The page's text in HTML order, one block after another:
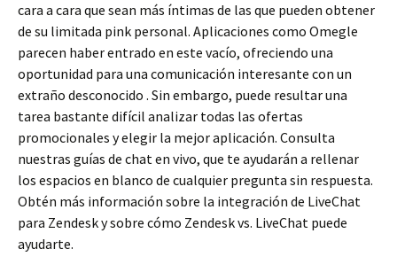
cara a cara que sean más íntimas de las que pueden obtener
de su limitada pink personal. Aplicaciones como Omegle
parecen haber entrado en este vacío, ofreciendo una
oportunidad para una comunicación interesante con un
extraño desconocido . Sin embargo, puede resultar una
tarea bastante difícil analizar todas las ofertas
promocionales y elegir la mejor aplicación. Consulta
nuestras guías de chat en vivo, que te ayudarán a rellenar
los espacios en blanco de cualquier pregunta sin respuesta.
Obtén más información sobre la integración de LiveChat
para Zendesk y sobre cómo Zendesk vs. LiveChat puede
ayudarte.